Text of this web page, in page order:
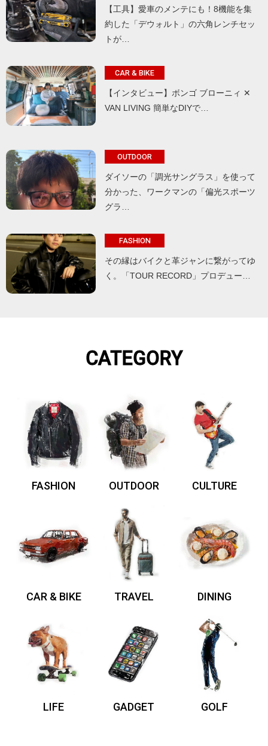
【工具】愛車のメンテにも！8機能を集
約した「デウォルト」の六角レンチセッ
トが…
CAR & BIKE
【インタビュー】ボンゴ ブローニィ ✕
VAN LIVING 簡単なDIYで…
OUTDOOR
ダイソーの「調光サングラス」を使って
分かった、ワークマンの「偏光スポーツ
グラ…
FASHION
その縁はバイクと革ジャンに繋がってゆ
く。「TOUR RECORD」プロデュー…
CATEGORY
FASHION OUTDOOR CULTURE
CAR & BIKE TRAVEL DINING
LIFE GADGET GOLF